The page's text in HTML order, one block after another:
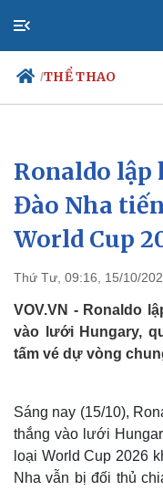
/THỂ THAO
Chính trị
Đảng
Tổ chức nhân sự
Quốc hội
Nhận diện sự thật
Ronaldo lập
Đào Nha
World Cup
Thứ Tư, 09:16, 15/10/
VOV.VN - Ronaldo
vào lưới Hungary,
tấm vé dự vòng
Sáng nay (15/10),
thắng vào lưới
loại World Cup 2026
Nha vẫn bị đối thủ